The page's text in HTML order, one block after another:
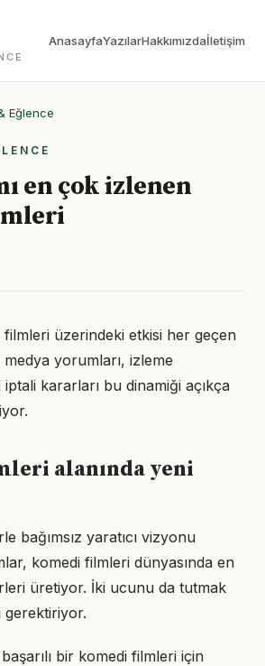
AnasayfaYazılarHakkımızdaİletişim
Eğlence
en çok izlenen
filmleri üzerindeki etkisi her geçen
medya yorumları, izleme
kararları bu dinamiği açıkça
alanında yeni
bağımsız yaratıcı vizyonu
komedi filmleri dünyasında en
üretiyor. İki ucunu da tutmak
gerektiriyor.
bir komedi filmleri için